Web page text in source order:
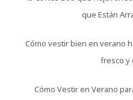
que Están
Cómo vestir bien en verano
fresco y
Cómo Vestir en Verano